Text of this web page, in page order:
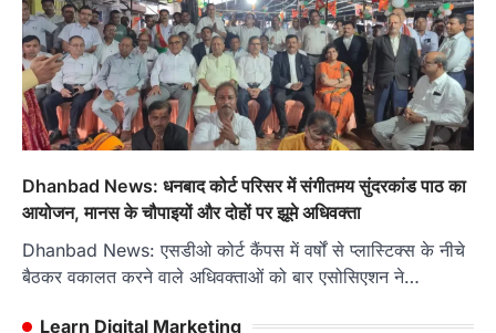
Dhanbad News: धनबाद कोर्ट परिसर में संगीतमय सुंदरकांड पाठ का
आयोजन, मानस के चौपाइयों और दोहों पर झूमे अधिवक्ता
Dhanbad News: एसडीओ कोर्ट कैंपस में वर्षों से प्लास्टिक्स के नीचे
बैठकर वकालत करने वाले अधिवक्ताओं को बार एसोसिएशन ने…
Learn Digital Marketing